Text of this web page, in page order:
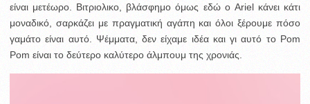
είναι μετέωρο. Βιτριολικο, βλάσφημο όμως εδώ ο Ariel κάνει κάτι
μοναδικό, σαρκάζει με πραγματική αγάπη και όλοι ξέρουμε πόσο
γαμάτο είναι αυτό. Ψέμματα, δεν είχαμε ιδέα και γι αυτό το Pom
Pom είναι το δεύτερο καλύτερο άλμπουμ της χρονιάς.